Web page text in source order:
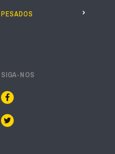
PESADOS
SIGA-NOS